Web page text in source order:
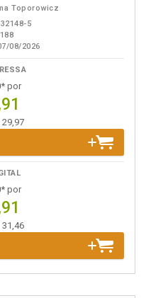
Toporowicz
5
188
08/2026
* por
29,97
* por
31,46